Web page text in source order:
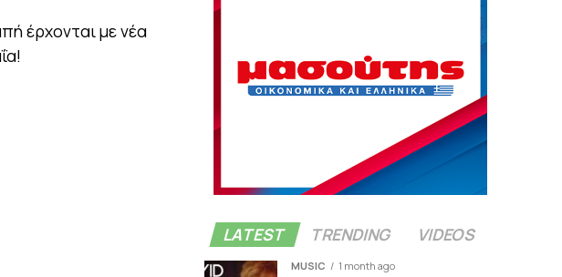
έρχονται με νέα
LATEST TRENDING VIDEOS
MUSIC 1 month ago